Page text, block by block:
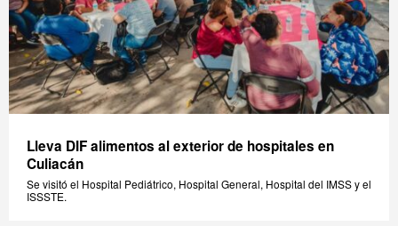
Lleva DIF alimentos al exterior de hospitales en
Culiacán
Se visitó el Hospital Pediátrico, Hospital General, Hospital del IMSS y el
ISSSTE.